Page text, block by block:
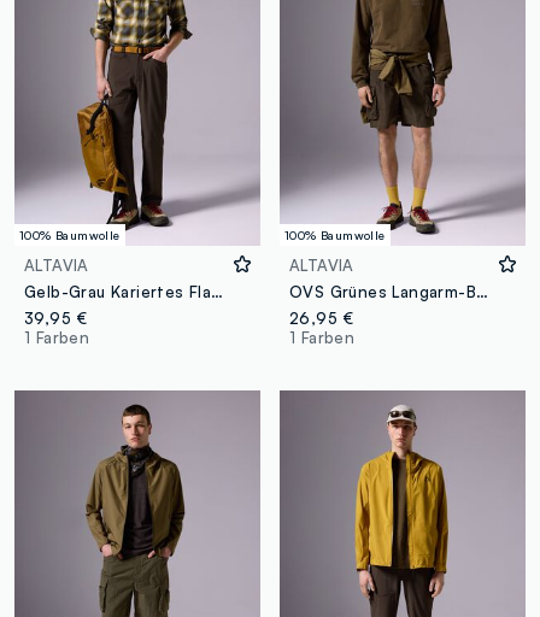
100% Baumwolle
ALTAVIA
Gelb-Grau Kariertes Flanellhemd
39,95 €
1 Farben
100% Baumwolle
ALTAVIA
OVS Grünes Langarm-Baumwollshirt
26,95 €
1 Farben